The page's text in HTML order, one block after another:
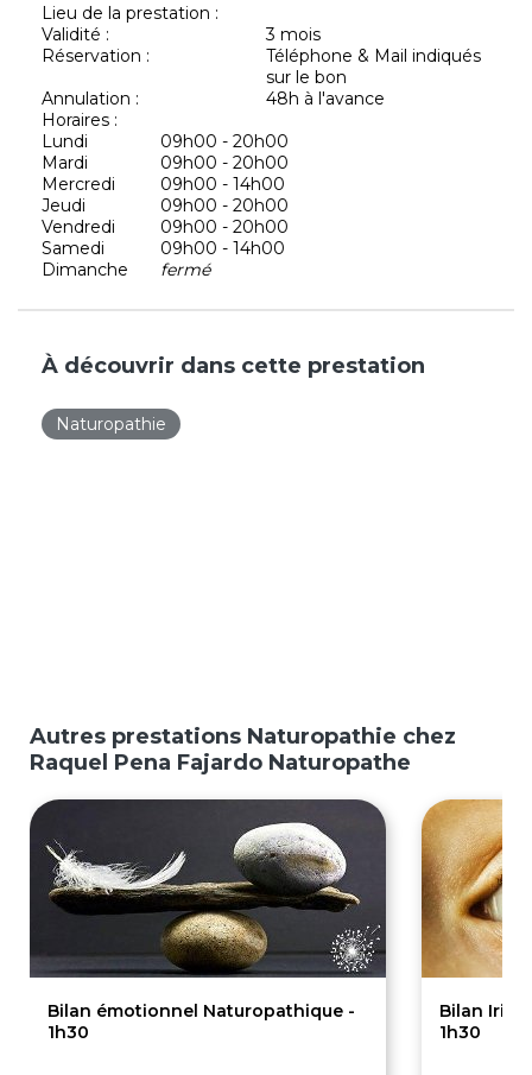
Lieu de la prestation :
Validité :
3 mois
Réservation :
Téléphone & Mail indiqués
sur le bon
Annulation :
48h à l'avance
Horaires :
Lundi
09h00 - 20h00
Mardi
09h00 - 20h00
Mercredi
09h00 - 14h00
Jeudi
09h00 - 20h00
Vendredi
09h00 - 20h00
Samedi
09h00 - 14h00
Dimanche
fermé
À découvrir dans cette prestation
Naturopathie
Autres prestations Naturopathie chez
Raquel Pena Fajardo Naturopathe
Bilan émotionnel Naturopathique -
1h30
Bilan
1h30